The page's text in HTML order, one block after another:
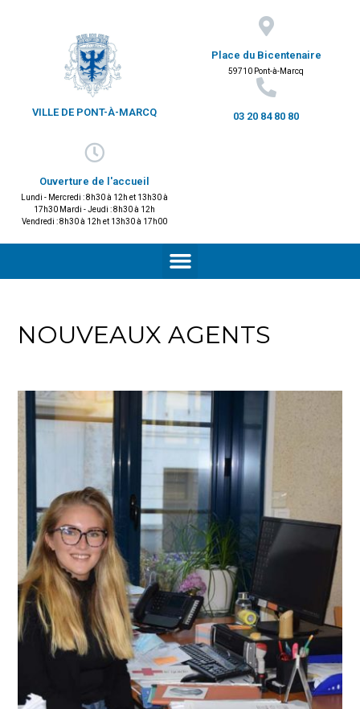
VILLE DE PONT-À-MARCQ
Place du Bicentenaire
59710 Pont-à-Marcq
03 20 84 80 80
Ouverture de l'accueil
Lundi - Mercredi : 8h30 à 12h et 13h30 à
17h30 Mardi - Jeudi : 8h30 à 12h
Vendredi : 8h30 à 12h et 13h30 à 17h00
NOUVEAUX AGENTS